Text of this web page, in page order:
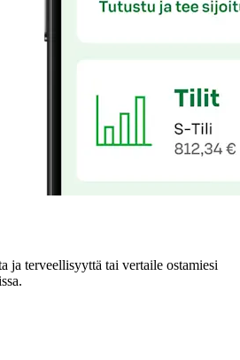
ja terveellisyyttä tai vertaile ostamiesi